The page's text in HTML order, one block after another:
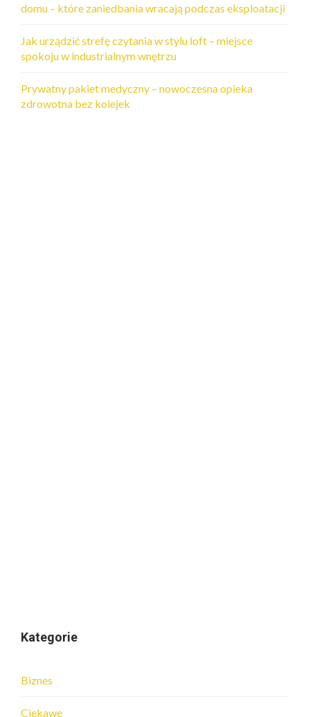
domu – które zaniedbania wracają podczas eksploatacji
Jak urządzić strefę czytania w stylu loft – miejsce
spokoju w industrialnym wnętrzu
Prywatny pakiet medyczny – nowoczesna opieka
zdrowotna bez kolejek
Kategorie
Biznes
Ciekawe